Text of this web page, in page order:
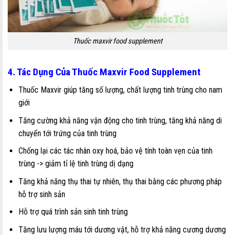
Thuốc maxvir food supplement
4. Tác Dụng Của Thuốc Maxvir Food Supplement
Thuốc Maxvir giúp tăng số lượng, chất lượng tinh trùng cho nam
giới
Tăng cường khả năng vận động cho tinh trùng, tăng khả năng di
chuyển tới trứng của tinh trùng
Chống lại các tác nhân oxy hoá, bảo vệ tính toàn vẹn của tinh
trùng -> giảm tỉ lệ tinh trùng dị dạng
Tăng khả năng thụ thai tự nhiên, thụ thai bằng các phương pháp
hỗ trợ sinh sản
Hỗ trợ quá trình sản sinh tinh trùng
Tăng lưu lượng máu tới dương vật, hỗ trợ khả năng cương dương